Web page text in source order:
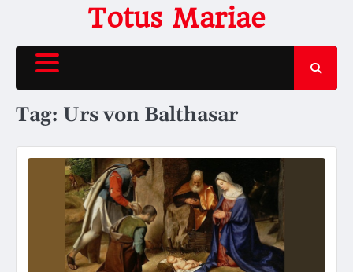
content
Totus Mariae
Tag: Urs von Balthasar